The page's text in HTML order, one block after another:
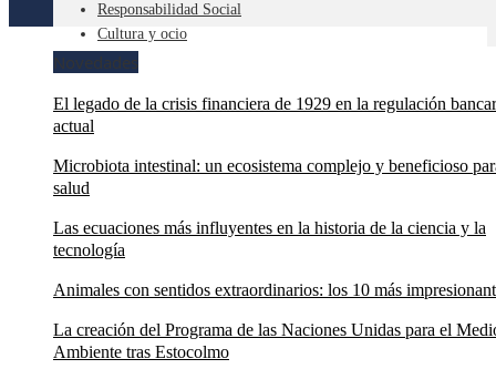
Responsabilidad Social
Cultura y ocio
Novedades
El legado de la crisis financiera de 1929 en la regulación
actual
Microbiota intestinal: un ecosistema complejo y beneficioso
salud
Las ecuaciones más influyentes en la historia de la ciencia y la
tecnología
Animales con sentidos extraordinarios: los 10 más
La creación del Programa de las Naciones Unidas para el
Ambiente tras Estocolmo